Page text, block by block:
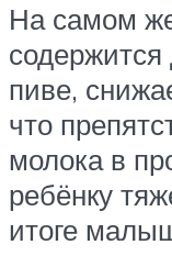
На самом
содержится
пиве,
что
молока в
ребёнку
итоге